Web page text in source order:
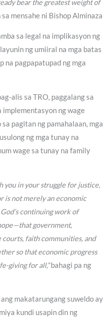
bear the greatest weight of
mensahe ni Bishop Alminaza
sa legal na implikasyon ng
ng umiiral na mga batas
na pagpapatupad ng mga
alis sa TRO, paggalang sa
implementasyon ng wage
pagitan ng pamahalaan, mga
ng mga tunay na
wage sa tunay na family
you in your struggle for justice,
is not merely an economic
continuing work of
government,
faith communities, and
so that economic progress
giving for all,”bahagi pa ng
makatarungang suweldo ay
kundi usapin din ng